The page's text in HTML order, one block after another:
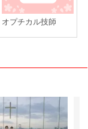
オプチカル技師